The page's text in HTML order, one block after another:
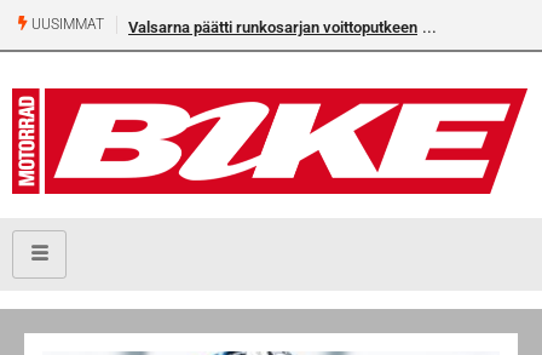
UUSIMMAT Valsarna päätti runkosarjan voittoputkeen